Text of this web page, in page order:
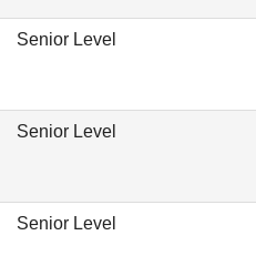
Senior Level
Senior Level
Senior Level